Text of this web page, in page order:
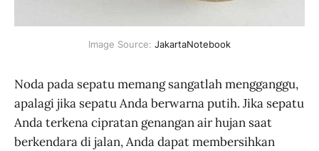
Image Source: JakartaNotebook
Noda pada sepatu memang sangatlah mengganggu,
apalagi jika sepatu Anda berwarna putih. Jika sepatu
Anda terkena cipratan genangan air hujan saat
berkendara di jalan, Anda dapat membersihkan